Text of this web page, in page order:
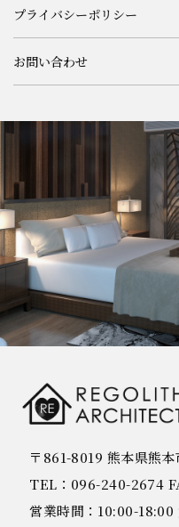
プライバシーポリシー
お問い合わせ
〒861-8019 熊本県熊
TEL：096-240-2674
営業時間：10:00-18:00